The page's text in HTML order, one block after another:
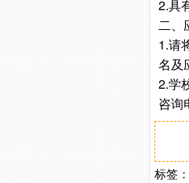
2.具
二、
1.请
名及
2.学
咨
标签：